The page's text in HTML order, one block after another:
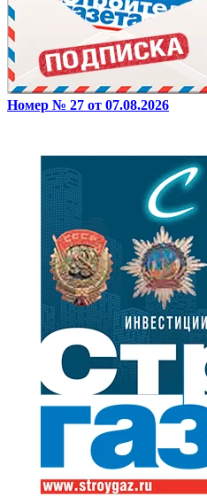
Номер № 27 от 07.08.2026